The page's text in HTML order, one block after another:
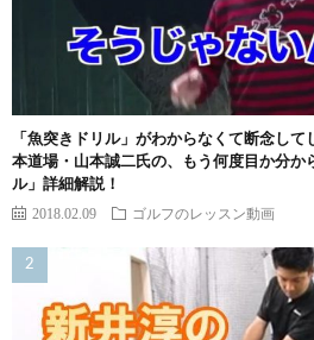
「魚突きドリル」がわからなくて断念し
本道場・山本誠二氏の、もう何度目か分か
ル」詳細解説！
2018.02.09 ゴルフのレッスン動画